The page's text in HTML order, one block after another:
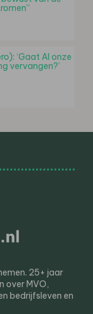
‘Gaat AI onze
vervangen?’
25+ jaar
over MVO,
bedrijfsleven en